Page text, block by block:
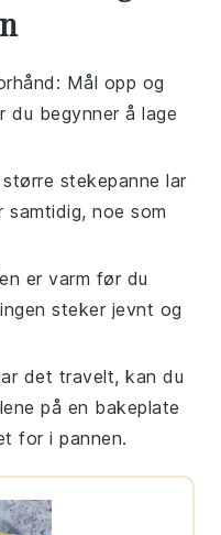
: Mål opp og
du begynner å lage
større stekepanne lar
samtidig, noe som
er varm før du
steker jevnt og
det travelt, kan du
på en bakeplate
for i pannen.